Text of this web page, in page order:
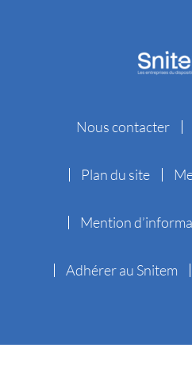
Nous contacter
Plan du site
Mention
Adhérer au Snitem